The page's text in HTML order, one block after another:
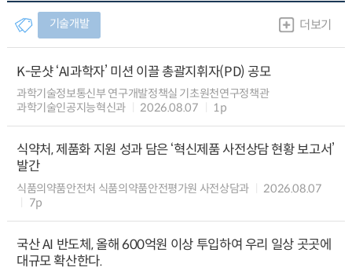
기술개발 더보기
K-문샷 ‘AI과학자’ 미션 이끌 총괄지휘자(PD) 공모
과학기술정보통신부 연구개발정책실 기초원천연구정책관
과학기술인공지능혁신과
2026.08.07 1p
식약처, 제품화 지원 성과 담은 ‘혁신제품 사전상담 현황 보고서’
발간
식품의약품안전처 식품의약품안전평가원 사전상담과
2026.08.07
7p
국산 AI 반도체, 올해 600억원 이상 투입하여 우리 일상 곳곳에
대규모 확산한다.